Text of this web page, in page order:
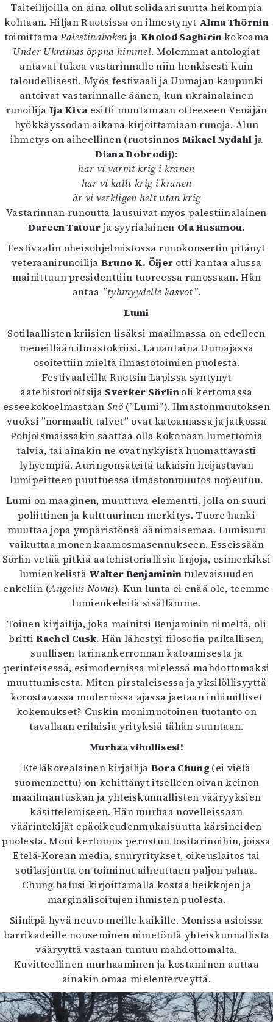
Taiteilijoilla on aina ollut solidaarisuutta heikompia
kohtaan. Hiljan Ruotsissa on ilmestynyt Alma Thörnin
toimittamaPalestinaboken ja Kholod Saghirinkokoama
Under Ukrainas öppna himmel. Molemmat antologiat
antavat tukea vastarinnalle niin henkisesti kuin
taloudellisesti. Myös festivaali ja Uumajan kaupunki
antoivat vastarinnalle äänen, kun ukrainalainen
runoilija Ija Kiva esitti muutamaan otteeseen Venäjän
hyökkäyssodan aikana kirjoittamiaan runoja. Alun
ihmetys on aiheellinen (ruotsinnosMikael Nydahl ja
Diana Dobrodij):
har vi varmt krig i kranen
har vi kallt krig i kranen
är vi verkligen helt utan krig
Vastarinnan runoutta lausuivat myös palestiinalainen
Dareen Tatour ja syyrialainen Ola Husamou.
Festivaalin oheisohjelmistossa runokonsertin pitänyt
veteraanirunoilija Bruno K. Öijer otti kantaa alussa
mainittuun presidenttiin tuoreessa runossaan. Hän
antaa ”tyhmyydelle kasvot”.
Lumi
Sotilaallisten kriisien lisäksi maailmassa on edelleen
meneillään ilmastokriisi. Lauantaina Uumajassa
osoitettiin mieltä ilmastotoimien puolesta.
Festivaaleilla Ruotsin Lapissa syntynyt
aatehistorioitsija Sverker Sörlinoli kertomassa
esseekokoelmastaanSnö (”Lumi”). Ilmastonmuutoksen
vuoksi ”normaalit talvet” ovat katoamassa ja jatkossa
Pohjoismaissakin saattaa olla kokonaan lumettomia
talvia, tai ainakin ne ovat nykyistä huomattavasti
lyhyempiä. Auringonsäteitä takaisin heijastavan
lumipeitteen puuttuessa ilmastonmuutos nopeutuu.
Lumi on maaginen, muuttuva elementti, jolla on suuri
poliittinen ja kulttuurinen merkitys. Tuore hanki
muuttaa jopa ympäristönsä äänimaisemaa. Lumisuru
vaikuttaa monen kaamosmasennukseen. Esseissään
Sörlin vetää pitkiä aatehistoriallisia linjoja, esimerkiksi
lumienkelistä Walter Benjaminintulevaisuuden
enkeliin (Angelus Novus). Kun lunta ei enää ole, teemme
lumienkeleitä sisällämme.
Toinen kirjailija, joka mainitsi Benjaminin nimeltä, oli
brittiRachel Cusk. Hän lähestyi filosofia paikallisen,
suullisen tarinankerronnan katoamisesta ja
perinteisessä, esimodernissa mielessä mahdottomaksi
muuttumisesta. Miten pirstaleisessa ja yksilöllisyyttä
korostavassa modernissa ajassa jaetaan inhimilliset
kokemukset? Cuskin monimuotoinen tuotanto on
tavallaan erilaisia yrityksiä tähän suuntaan.
Murhaa vihollisesi!
Eteläkorealainen kirjailija Bora Chung (ei vielä
suomennettu) on kehittänyt itselleen oivan keinon
maailmantuskan ja yhteiskunnallisten vääryyksien
käsittelemiseen. Hän murhaa novelleissaan
väärintekijät epäoikeudenmukaisuutta kärsineiden
puolesta. Moni kertomus perustuu tositarinoihin, joissa
Etelä-Korean media, suuryritykset, oikeuslaitos tai
sotilasjuntta on toiminut aiheuttaen paljon pahaa.
Chung halusi kirjoittamalla kostaa heikkojen ja
marginalisoitujen ihmisten puolesta.
Siinäpä hyvä neuvo meille kaikille. Monissa asioissa
barrikadeille nouseminen nimetöntä yhteiskunnallista
vääryyttä vastaan tuntuu mahdottomalta.
Kuvitteellinen murhaaminen ja kostaminen auttaa
ainakin omaa mielenterveyttä.